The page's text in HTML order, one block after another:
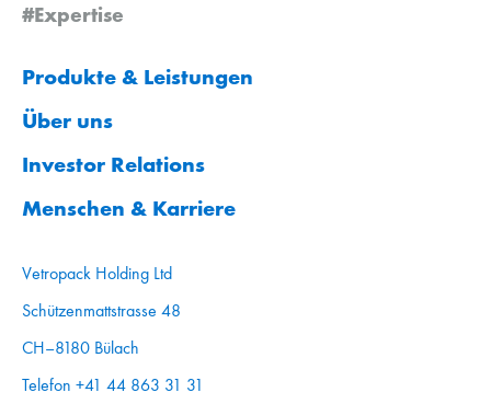
#Expertise
Produkte & Leistungen
Über uns
Investor Relations
Menschen & Karriere
Vetropack Holding Ltd
Schützenmattstrasse 48
CH–8180 Bülach
Telefon +41 44 863 31 31